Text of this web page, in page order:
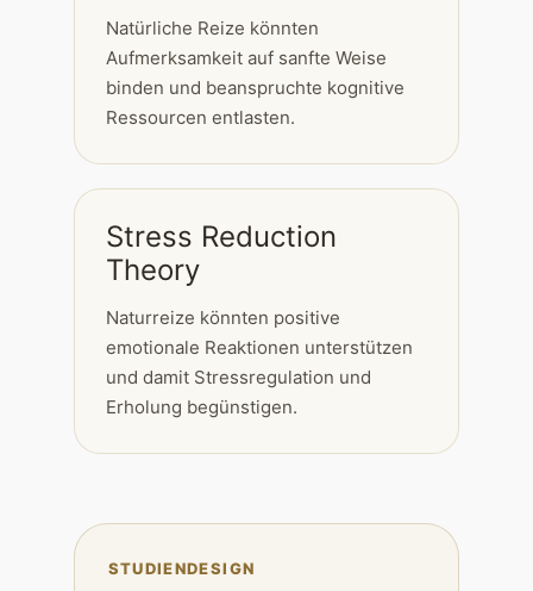
Natürliche Reize könnten
Aufmerksamkeit auf sanfte Weise
binden und beanspruchte kognitive
Ressourcen entlasten.
Stress Reduction
Theory
Naturreize könnten positive
emotionale Reaktionen unterstützen
und damit Stressregulation und
Erholung begünstigen.
STUDIENDESIGN